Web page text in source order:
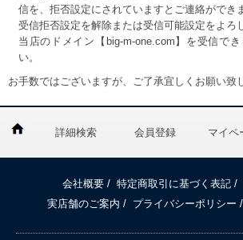
信を、拒否設定にされていますとご連絡ができ
受信拒否設定を解除または受信可能設定をよろ
当店のドメイン【big-m-one.com】を受信で
い。
お手数ではございますが、ご了承宜しくお願い致
詳細検索 会員登録 マイペ
会社概要 / 特定商取引に基づく表記 /
実店舗のご案内 / プライバシーポリシー /